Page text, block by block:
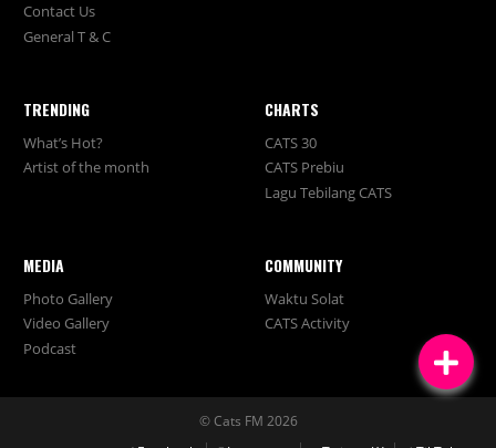
Contact Us
General T & C
TRENDING
What’s Hot?
Artist of the month
CHARTS
CATS 30
CATS Prebiu
Lagu Tebilang CATS
MEDIA
Photo Gallery
Video Gallery
Podcast
COMMUNITY
Waktu Solat
CATS Activity
© Cats FM 2026